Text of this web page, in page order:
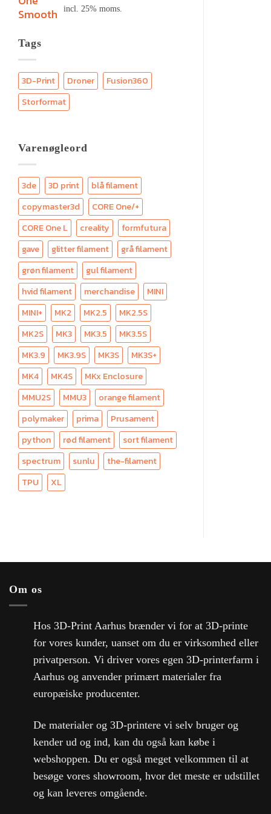
incl. 25% moms.
Tags
3D-Print Droner
Fusion360
Storformat
Varenøgleord
3de 3D print
blå filament
copymaster3d
CORE One/+
CORE One L
creality
formfutura
gave
glitter filament
grå filament
grøn filament
gul filament
hvid filament
merchandise
MINI
MINI+
MK2 MK2.5
MK2.5S
MK2S
MK3 MK3.5
MK3.5S
MK3.9
MK3.9S MK3S
MK3S+
MK4
MK4S
MKx Enclosure
MMU2S
MMU3
orange filament
polymaker
prima
Prusament
python
rød filament
sort filament
spectrum
sunlu
the-filament
TPU
XL
Om os
Hos 3D-Print Aarhus brænder vi for at 3D-printe
for vores kunder, uanset om du er virksomhed eller
privatperson. Vi driver vores egen 3D-printerfarm i
Aarhus og anvender primært materialer fra
europæiske producenter.
De materialer og 3D-printere vi selv bruger og
kender ud og ind, kan du også kan købe i
webshoppen. Du er også meget velkommen til at
besøge vores showroom, hvor det meste er udstillet
og kan leveres omgående.